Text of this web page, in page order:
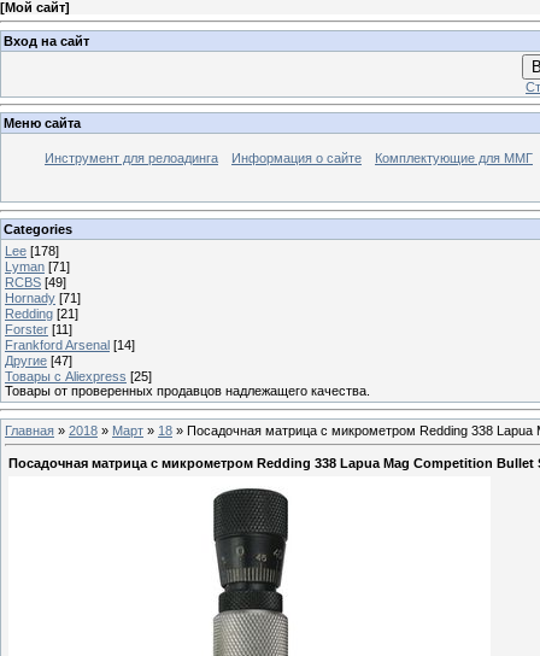
[Мой сайт]
Вход на сайт
Меню сайта
Инструмент для релоадинга Информация о сайте Комплектующие для ММГ
Categories
Lee [178]
Lyman [71]
RCBS [49]
Hornady [71]
Redding [21]
Forster [11]
Frankford Arsenal [14]
Другие [47]
Товары с Aliexpress [25]
Товары от проверенных продавцов надлежащего качества.
Главная » 2018 » Март » 18 » Посадочная матрица с микрометром Redding 338 Lapua
Посадочная матрица с микрометром Redding 338 Lapua Mag Competition Bullet